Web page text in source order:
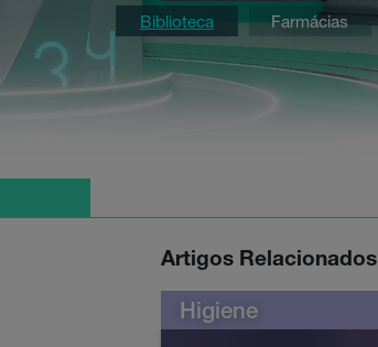
Biblioteca Farmácias
Artigos Relacionados
Higiene